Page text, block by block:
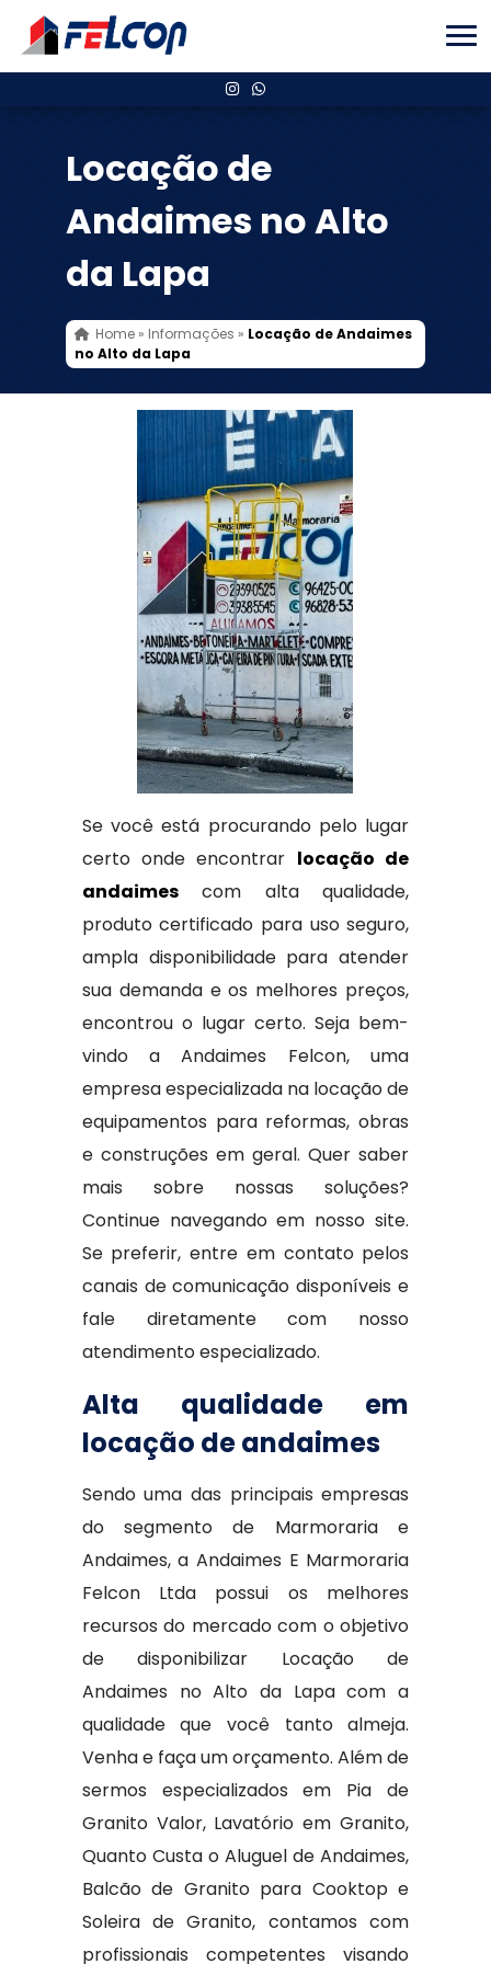
Locação de
Andaimes no Alto
da Lapa
Home» Informações » Locação de Andaimes
no Alto da Lapa
Se você está procurando pelo lugar
certo onde encontrar locação de
andaimescom alta qualidade,
produto certificado para uso seguro,
ampla disponibilidade para atender
sua demanda e os melhores preços,
encontrou o lugar certo. Seja bem-
vindo a Andaimes Felcon, uma
empresa especializada na locação de
equipamentos para reformas, obras
e construções em geral. Quer saber
mais sobre nossas soluções?
Continue navegando em nosso site.
Se preferir, entre em contato pelos
canais de comunicação disponíveis e
fale diretamente com nosso
atendimento especializado.
Alta qualidade em
locação de andaimes
Sendo uma das principais empresas
do segmento de Marmoraria e
Andaimes, a Andaimes E Marmoraria
Felcon Ltda possui os melhores
recursos do mercado com o objetivo
de disponibilizar Locação de
Andaimes no Alto da Lapa com a
qualidade que você tanto almeja.
Venha e faça um orçamento. Além de
sermos especializados em Pia de
Granito Valor, Lavatório em Granito,
Quanto Custa o Aluguel de Andaimes,
Balcão de Granito para Cooktop e
Soleira de Granito, contamos com
profissionais competentes visando